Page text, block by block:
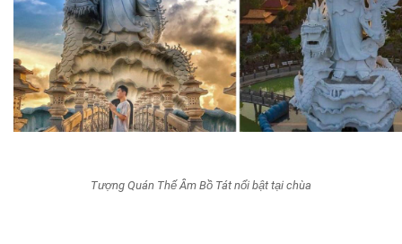
Tượng Quán Thế Âm Bồ Tát nổi bật tại chùa